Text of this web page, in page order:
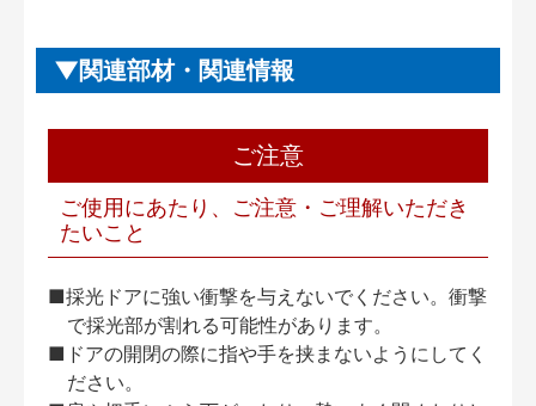
関連部材・関連情報
ご注意
ご使用にあたり、ご注意・ご理解いただき
たいこと
■採光ドアに強い衝撃を与えないでください。衝撃
で採光部が割れる可能性があります。
■ドアの開閉の際に指や手を挟まないようにしてく
ださい。